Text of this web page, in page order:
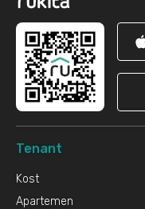
Tenant
Kost
Apartemen